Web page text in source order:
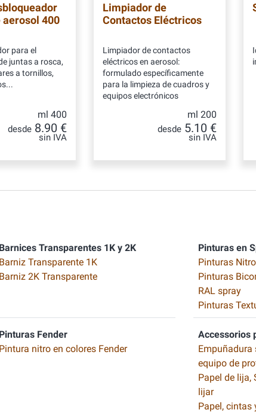
aerosol 400
para el
juntas a rosca,
a tornillos,
ml 400
desde 8.90 €
sin IVA
Limpiador de
Contactos Eléctricos
Limpiador de contactos
eléctricos en aerosol:
formulado específicamente
para la limpieza de cuadros y
equipos electrónicos
ml 200
desde5.10 €
sin IVA
Barnices Transparentes 1K y 2K
Barniz Transparente 1K
Barniz 2K Transparente
Pinturas en
Pinturas
Pinturas
RAL spray
Pinturas
Pinturas Fender
Pintura nitro en colores Fender
Accessorios
equipo de
Papel de lija,
lijar
Papel, cintas